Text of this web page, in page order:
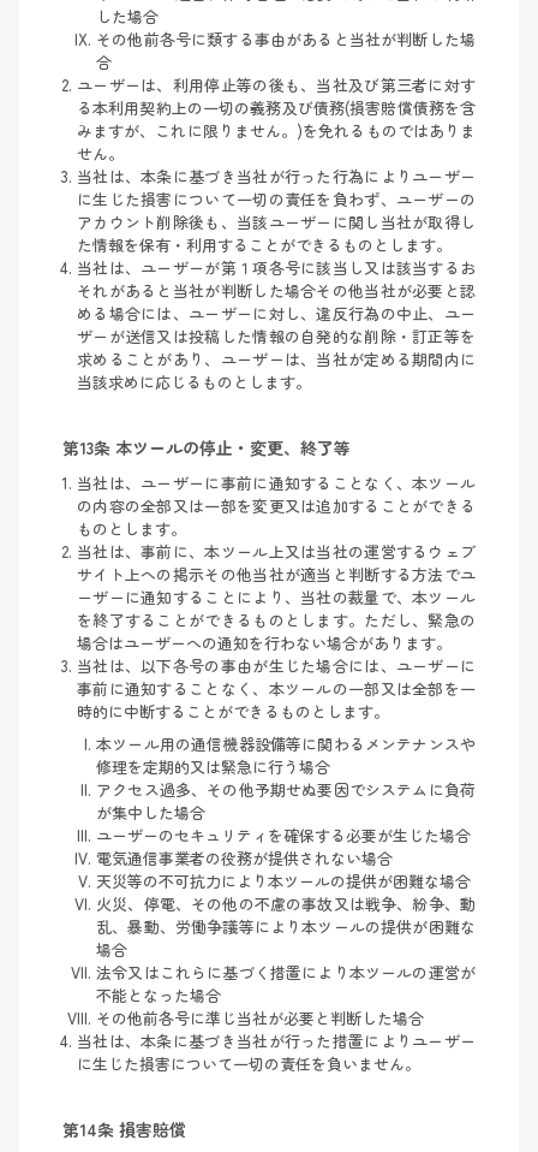
した場合
その他前各号に類する事由があると当社が判断した場
合
ユーザーは、利用停止等の後も、当社及び第三者に対す
る本利用契約上の一切の義務及び債務(損害賠償債務を含
みますが、これに限りません。)を免れるものではありま
せん。
当社は、本条に基づき当社が行った行為によりユーザー
に生じた損害について一切の責任を負わず、ユーザーの
アカウント削除後も、当該ユーザーに関し当社が取得し
た情報を保有・利用することができるものとします。
当社は、ユーザーが第１項各号に該当し又は該当するお
それがあると当社が判断した場合その他当社が必要と認
める場合には、ユーザーに対し、違反行為の中止、ユー
ザーが送信又は投稿した情報の自発的な削除・訂正等を
求めることがあり、ユーザーは、当社が定める期間内に
当該求めに応じるものとします。
第13条 本ツールの停止・変更、終了等
当社は、ユーザーに事前に通知することなく、本ツール
の内容の全部又は一部を変更又は追加することができる
ものとします。
当社は、事前に、本ツール上又は当社の運営するウェブ
サイト上への掲示その他当社が適当と判断する方法でユ
ーザーに通知することにより、当社の裁量で、本ツール
を終了することができるものとします。ただし、緊急の
場合はユーザーへの通知を行わない場合があります。
当社は、以下各号の事由が生じた場合には、ユーザーに
事前に通知することなく、本ツールの一部又は全部を一
時的に中断することができるものとします。
本ツール用の通信機器設備等に関わるメンテナンスや
修理を定期的又は緊急に行う場合
アクセス過多、その他予期せぬ要因でシステムに負荷
が集中した場合
ユーザーのセキュリティを確保する必要が生じた場合
電気通信事業者の役務が提供されない場合
天災等の不可抗力により本ツールの提供が困難な場合
火災、停電、その他の不慮の事故又は戦争、紛争、動
乱、暴動、労働争議等により本ツールの提供が困難な
場合
法令又はこれらに基づく措置により本ツールの運営が
不能となった場合
その他前各号に準じ当社が必要と判断した場合
当社は、本条に基づき当社が行った措置によりユーザー
に生じた損害について一切の責任を負いません。
第14条 損害賠償